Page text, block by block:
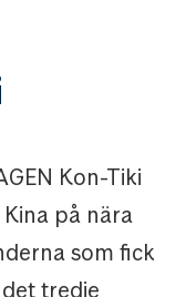
Kon-Tiki
på nära
som fick
tredje